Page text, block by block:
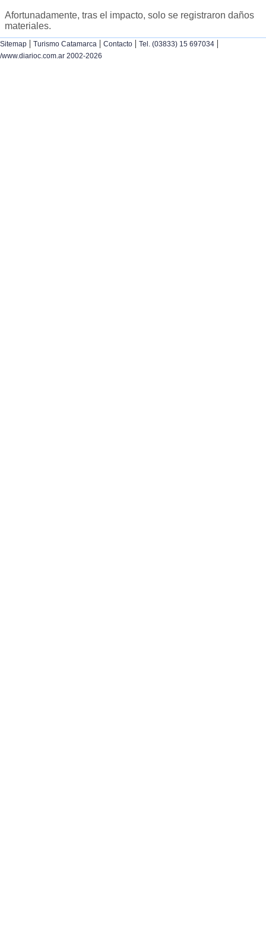
Afortunadamente, tras el impacto, solo se registraron daños
materiales.
Sitemap | Turismo Catamarca | Contacto | Tel. (03833) 15 697034 |
/www.diarioc.com.ar 2002-2026